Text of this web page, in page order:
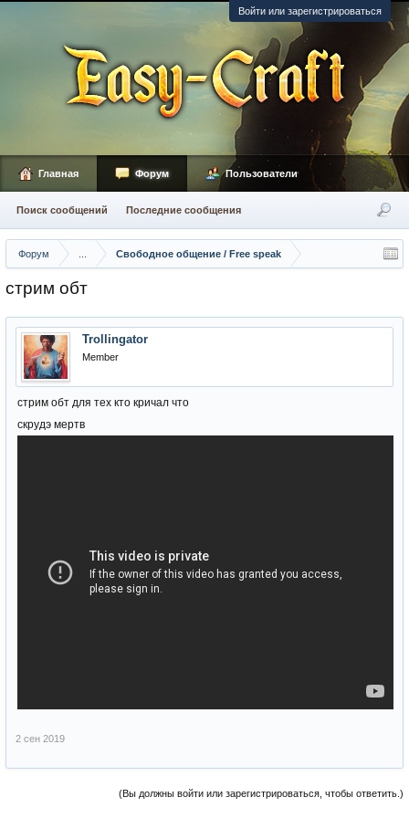
Войти или зарегистрироваться
Форум Свободное общение / Free speak
стрим обт
Trollingator
Member
стрим обт для тех кто кричал что
скрудэ мертв
2 сен 2019
(Вы должны войти или зарегистрироваться, чтобы ответить.)
Главная Форум
Поиск сообщений Последние сообщения
Пользователи